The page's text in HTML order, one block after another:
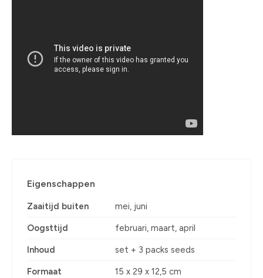
Eigenschappen
Zaaitijd buiten mei, juni
Oogsttijd februari, maart, april
Inhoud set + 3 packs seeds
Formaat 15 x 29 x 12,5 cm